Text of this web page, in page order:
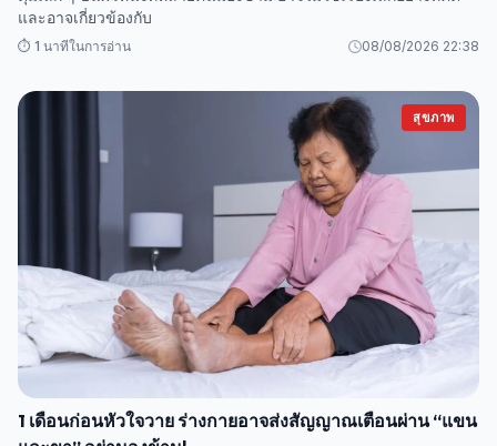
และอาจเกี่ยวข้องกับ
⏱️ 1 นาทีในการอ่าน 08/08/2026 22:38
สุขภาพ
1 เดือนก่อนหัวใจวาย ร่างกายอาจส่งสัญญาณเตือนผ่าน “แขน